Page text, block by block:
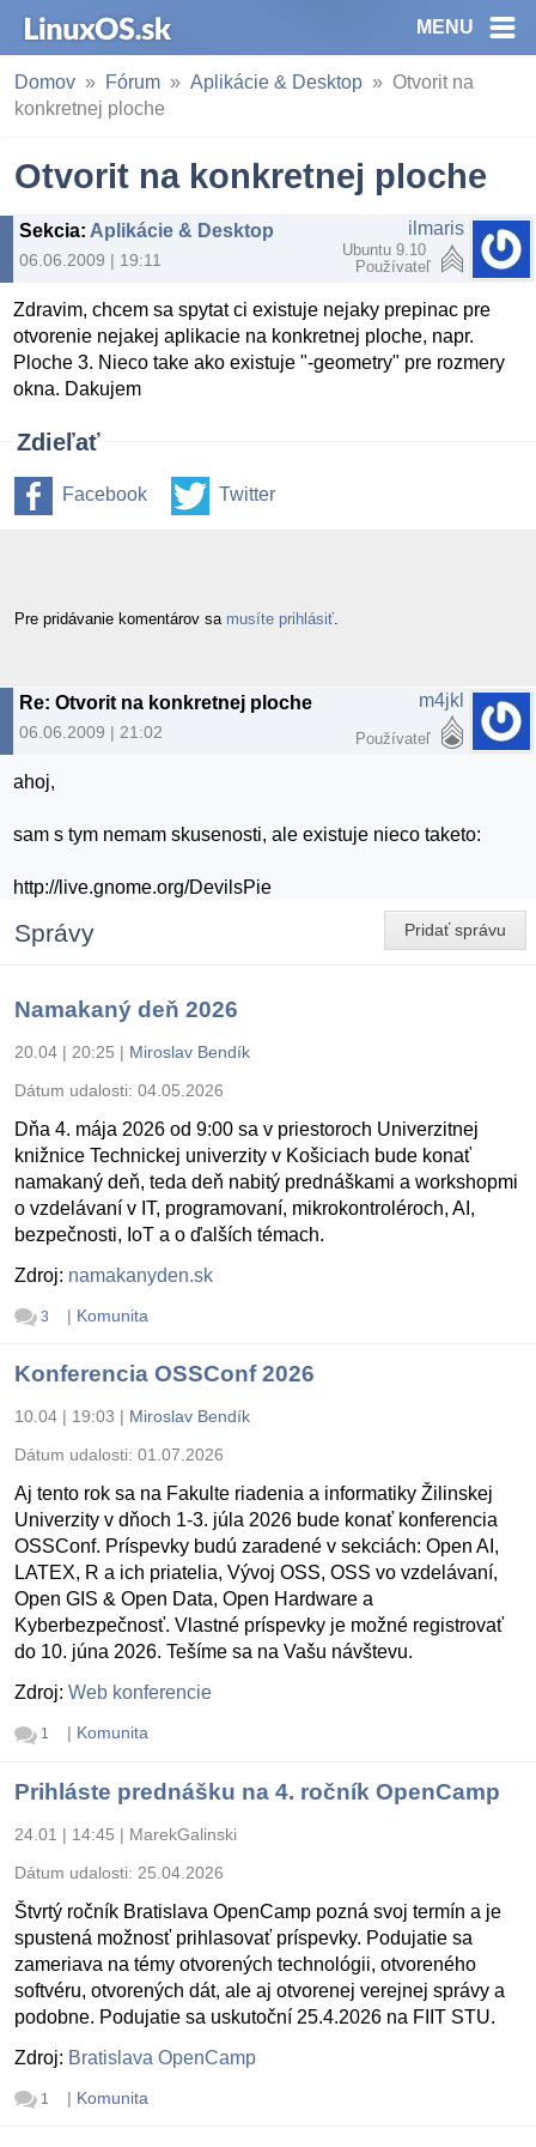
MENU
Domov Fórum Aplikácie & Desktop
Otvorit na
konkretnej ploche
Otvorit na konkretnej ploche
Sekcia: Aplikácie & Desktop
06.06.2009 | 19:11
ilmaris
Ubuntu 9.10
Používateľ
Zdravim, chcem sa spytat ci existuje nejaky prepinac pre
otvorenie nejakej aplikacie na konkretnej ploche, napr.
Ploche 3. Nieco take ako existuje "-geometry" pre rozmery
okna. Dakujem
Zdieľať
Facebook Twitter
Pre pridávanie komentárov sa musíte prihlásiť
Re: Otvorit na konkretnej ploche
06.06.2009 | 21:02
m4jkl
Používateľ
ahoj,
sam s tym nemam skusenosti, ale existuje nieco taketo:
http://live.gnome.org/DevilsPie
Pridať správu
Správy
Namakaný deň 2026
20.04 | 20:25 | Miroslav Bendík
Dátum udalosti: 04.05.2026
Dňa 4. mája 2026 od 9:00 sa v priestoroch Univerzitnej
knižnice Technickej univerzity v Košiciach bude konať
namakaný deň, teda deň nabitý prednáškami a workshopmi
o vzdelávaní v IT, programovaní, mikrokontroléroch, AI,
bezpečnosti, IoT a o ďalších témach.
Zdroj: namakanyden.sk
3 | Komunita
Konferencia OSSConf 2026
10.04 | 19:03 | Miroslav Bendík
Dátum udalosti: 01.07.2026
Aj tento rok sa na Fakulte riadenia a informatiky Žilinskej
Univerzity v dňoch 1-3. júla 2026 bude konať konferencia
OSSConf. Príspevky budú zaradené v sekciách: Open AI,
LATEX, R a ich priatelia, Vývoj OSS, OSS vo vzdelávaní,
Open GIS & Open Data, Open Hardware a
Kyberbezpečnosť. Vlastné príspevky je možné registrovať
do 10. júna 2026. Tešíme sa na Vašu návštevu.
Zdroj: Web konferencie
1 | Komunita
Prihláste prednášku na 4. ročník OpenCamp
24.01 | 14:45 | MarekGalinski
Dátum udalosti: 25.04.2026
Štvrtý ročník Bratislava OpenCamp pozná svoj termín a je
spustená možnosť prihlasovať príspevky. Podujatie sa
zameriava na témy otvorených technológii, otvoreného
softvéru, otvorených dát, ale aj otvorenej verejnej správy a
podobne. Podujatie sa uskutoční 25.4.2026 na FIIT STU.
Zdroj: Bratislava OpenCamp
1 | Komunita